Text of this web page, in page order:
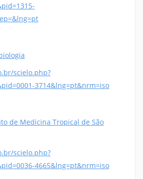
scielo.php?
3714&lng=pt&nrm=iso
de Medicina Tropical de São
scielo.php?
4665&lng=pt&nrm=iso